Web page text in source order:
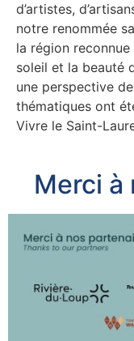
d’artistes,
notre renommée
la région
soleil et la beauté
une perspective
thématiques ont
Vivre le Saint-
Merci à